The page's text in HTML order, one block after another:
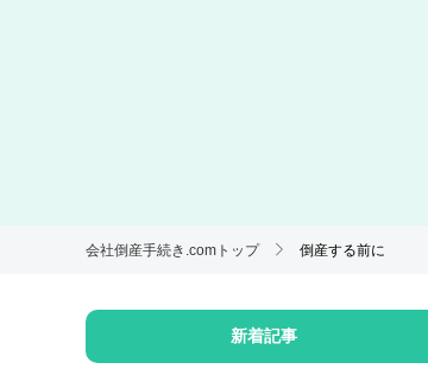
会社倒産手続き.comトップ 倒産する前に
新着記事